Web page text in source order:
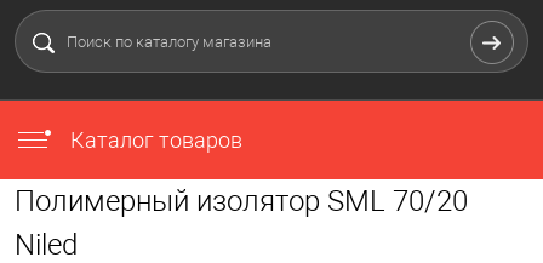
Каталог товаров
Полимерный изолятор SML 70/20
Niled